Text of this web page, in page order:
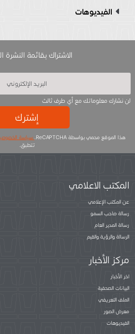
الفيديوهات
الاشتراك بقائمة النشرة
لن نشارك معلوماتك مع أي طرف ثالث
إشترك
هذا الموقع محمي بواسطة ReCAPTCHA. سياسة
تتطبق.
المكتب الاعلامي
عن المكتب الإعلامي
رسالة صاحب السمو
رسالة المدير العام
الرسالة والرؤية والقيم
مركز الأخبار
اخر الأخبار
البيانات الصحفية
الملف التعريفي
معرض الصور
الفيديوهات